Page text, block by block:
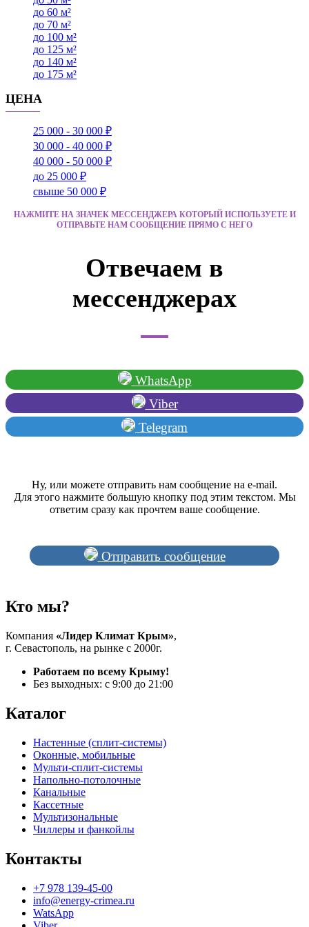
до 60 м²
до 70 м²
до 100 м²
до 125 м²
до 140 м²
до 175 м²
ЦЕНА
25 000 - 30 000 ₽
30 000 - 40 000 ₽
40 000 - 50 000 ₽
до 25 000 ₽
свыше 50 000 ₽
НАЖМИТЕ НА ЗНАЧЕК МЕССЕНДЖЕРА КОТОРЫЙ ИСПОЛЬЗУЕТЕ И
ОТПРАВЬТЕ НАМ СООБЩЕНИЕ ПРЯМО С НЕГО
Отвечаем в
мессенджерах
WhatsApp
Viber
Telegram
Ну, или можете отправить нам сообщение на e-mail.
Для этого нажмите большую кнопку под этим текстом. Мы
ответим сразу как прочтем ваше сообщение.
Отправить сообщение
Кто мы?
Компания «Лидер Климат Крым»,
г. Севастополь, на рынке с 2000г.
Работаем по всему Крыму!
Без выходных: с 9:00 до 21:00
Каталог
Настенные (сплит-системы)
Оконные, мобильные
Мульти-сплит-системы
Напольно-потолочные
Канальные
Кассетные
Мультизональные
Чиллеры и фанкойлы
Контакты
+7 978 139-45-00
info@energy-crimea.ru
WatsApp